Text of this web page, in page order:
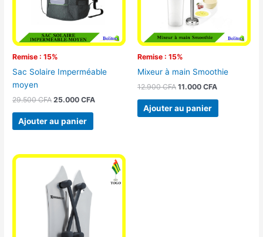
Remise : 15%
Sac Solaire Imperméable
moyen
29.500CFA 25.000CFA
Ajouter au panier
Remise : 15%
Mixeur à main Smoothie
12.900CFA 11.000 CFA
Ajouter au panier